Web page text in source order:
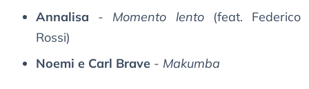
Annalisa - Momento lento(feat. Federico
Rossi)
Noemi e Carl Brave - Makumba